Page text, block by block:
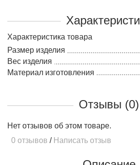
Характеристика товара
Размер изделия
Вес изделия
Материал изготовления
Отзывы (0)
Нет отзывов об этом товаре.
0 отзывов / Написать отзыв